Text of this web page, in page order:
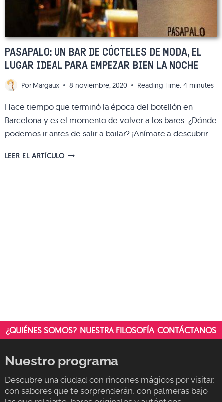
PASAPALO: UN BAR DE CÓCTELES DE MODA, EL
LUGAR IDEAL PARA EMPEZAR BIEN LA NOCHE
Por Margaux 8 noviembre, 2020 Reading Time: 4 minutes
Hace tiempo que terminó la época del botellón en
Barcelona y es el momento de volver a los bares. ¿Dónde
podemos ir antes de salir a bailar? ¡Anímate a descubrir…
LEER EL ARTÍCULOPASAPALO:
¿QUIÉNES SOMOS? NUESTRA FILOSOFÍA CONTÁCTANOS
Nuestro programa
Descubre una ciudad con rincones mágicos por visitar,
con sabores que te sorprenderán, con palmeras bajo